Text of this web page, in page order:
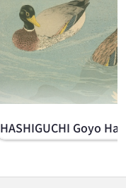
HASHIGUCHI Goyo